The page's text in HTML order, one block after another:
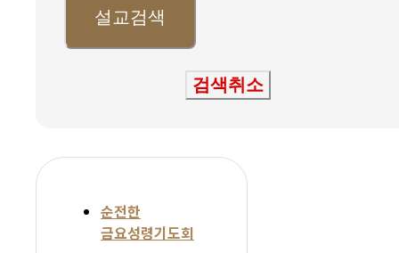
설교검색
검색취소
순전한
금요성령기도회